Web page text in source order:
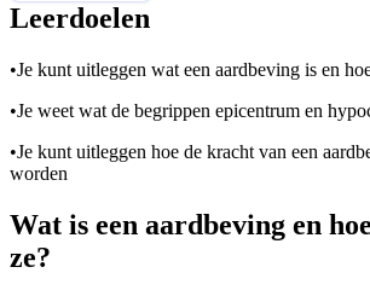
Leerdoelen
•Je kunt uitleggen wat een aardbeving is en
•Je weet wat de begrippen epicentrum en
•Je kunt uitleggen hoe de kracht van een
worden
Wat is een aardbeving en
ze?